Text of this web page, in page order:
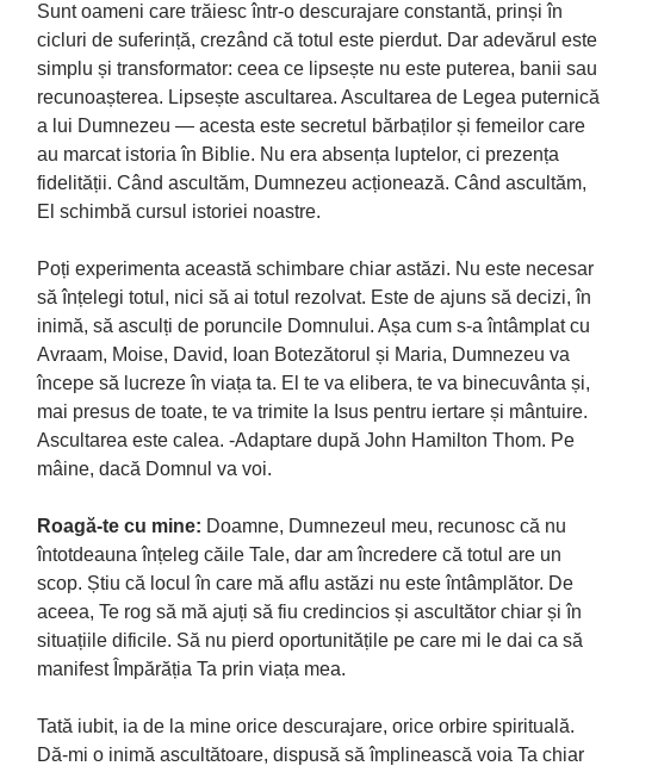
Sunt oameni care trăiesc într-o descurajare constantă, prinși în
cicluri de suferință, crezând că totul este pierdut. Dar adevărul este
simplu și transformator: ceea ce lipsește nu este puterea, banii sau
recunoașterea. Lipsește ascultarea. Ascultarea de Legea puternică
a lui Dumnezeu — acesta este secretul bărbaților și femeilor care
au marcat istoria în Biblie. Nu era absența luptelor, ci prezența
fidelității. Când ascultăm, Dumnezeu acționează. Când ascultăm,
El schimbă cursul istoriei noastre.
Poți experimenta această schimbare chiar astăzi. Nu este necesar
să înțelegi totul, nici să ai totul rezolvat. Este de ajuns să decizi, în
inimă, să asculți de poruncile Domnului. Așa cum s-a întâmplat cu
Avraam, Moise, David, Ioan Botezătorul și Maria, Dumnezeu va
începe să lucreze în viața ta. El te va elibera, te va binecuvânta și,
mai presus de toate, te va trimite la Isus pentru iertare și mântuire.
Ascultarea este calea. -Adaptare după John Hamilton Thom. Pe
mâine, dacă Domnul va voi.
Roagă-te cu mine: Doamne, Dumnezeul meu, recunosc că nu
întotdeauna înțeleg căile Tale, dar am încredere că totul are un
scop. Știu că locul în care mă aflu astăzi nu este întâmplător. De
aceea, Te rog să mă ajuți să fiu credincios și ascultător chiar și în
situațiile dificile. Să nu pierd oportunitățile pe care mi le dai ca să
manifest Împărăția Ta prin viața mea.
Tată iubit, ia de la mine orice descurajare, orice orbire spirituală.
Dă-mi o inimă ascultătoare, dispusă să împlinească voia Ta chiar